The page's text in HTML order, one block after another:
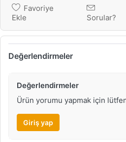
Favoriye
Ekle
Sorular?
Değerlendirmeler
Değerlendirmeler
Ürün yorumu yapmak için
Giriş yap